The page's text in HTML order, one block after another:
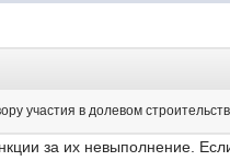
участия в долевом
за их невыполнение.